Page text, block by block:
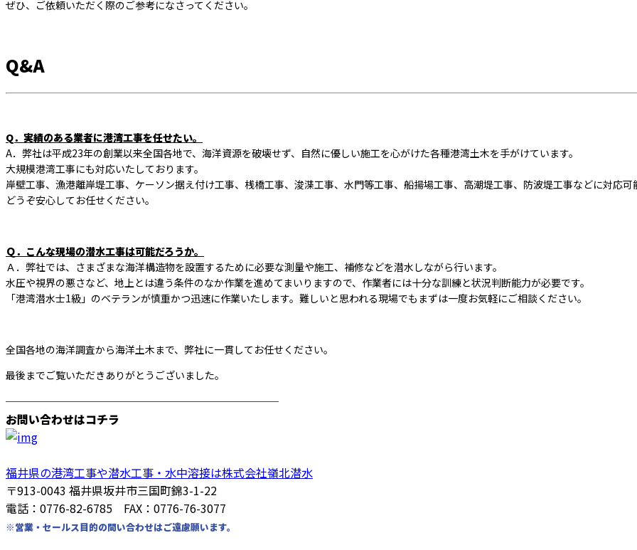
ぜひ、ご依頼いただく際のご参考になさってください。
Q&A
Q．実績のある業者に港湾工事を任せたい。
A．弊社は平成23年の創業以来全国各地で、海洋資源を破壊せず、自然に優しい施工を心がけた各種港湾土木を手がけています。
大規模港湾工事にも対応いたしております。
岸壁工事、漁港離岸堤工事、ケーソン据え付け工事、桟橋工事、浚渫工事、水門等工事、船揚場工事、高潮堤工事、防波堤工事などに対応可
どうぞ安心してお任せください。
Ｑ．こんな現場の潜水工事は可能だろうか。
Ａ．弊社では、さまざまな海洋構造物を設置するために必要な測量や施工、補修などを潜水しながら行います。
水圧や視界の悪さなど、地上とは違う条件のなか作業を進めてまいりますので、作業者には十分な訓練と状況判断能力が必要です。
「港湾潜水士1級」のベテランが慎重かつ迅速に作業いたします。難しいと思われる現場でもまずは一度お気軽にご相談ください。
全国各地の海洋調査から海洋土木まで、弊社に一貫してお任せください。
最後までご覧いただきありがとうございました。
────────────────────────
お問い合わせはコチラ
福井県の港湾工事や潜水工事・水中溶接は株式会社嶺北潜水
〒913-0043 福井県坂井市三国町錦3-1-22
電話：0776-82-6785 FAX：0776-76-3077
※営業・セールス目的の問い合わせはご遠慮願います。